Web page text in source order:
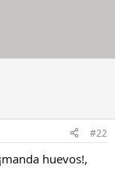
#22
huevos!,